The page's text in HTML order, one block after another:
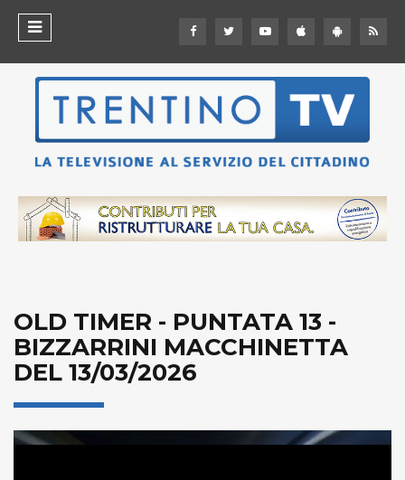
OLD TIMER - PUNTATA 13 -
BIZZARRINI MACCHINETTA
DEL 13/03/2026